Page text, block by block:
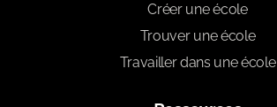
Créer une école
Trouver une école
Travailler dans une école